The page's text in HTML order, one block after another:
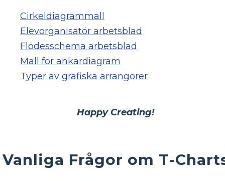
Cirkeldiagrammall
Elevorganisatör arbetsblad
Flödesschema arbetsblad
Mall för ankardiagram
Typer av grafiska arrangörer
Happy Creating!
Vanliga Frågor om T-